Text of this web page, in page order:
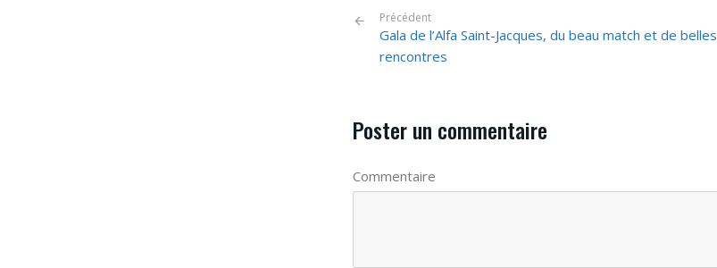
Précédent
Gala de l’Alfa Saint-Jacques, du beau match et de belles
rencontres
Poster un commentaire
Commentaire